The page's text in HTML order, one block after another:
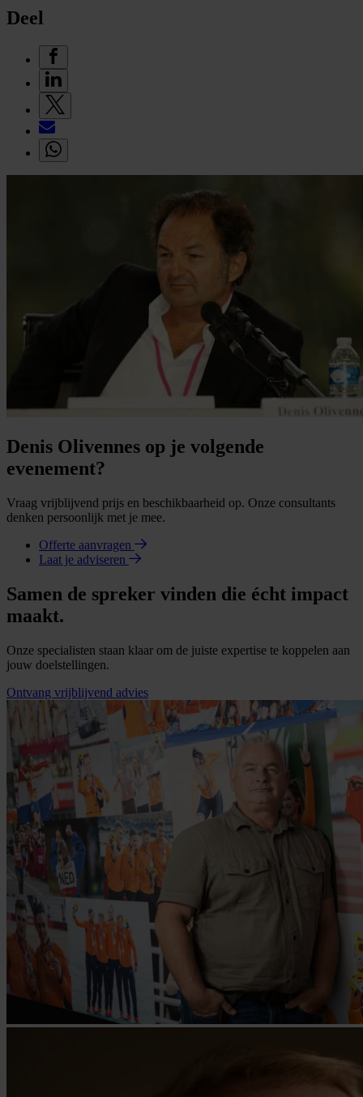
Deel
Denis Olivennes op je volgende
evenement?
Vraag vrijblijvend prijs en beschikbaarheid op. Onze consultants
denken persoonlijk met je mee.
Offerte aanvragen
Laat je adviseren
Samen de spreker vinden die écht impact
maakt.
Onze specialisten staan klaar om de juiste expertise te koppelen aan
jouw doelstellingen.
Ontvang vrijblijvend advies